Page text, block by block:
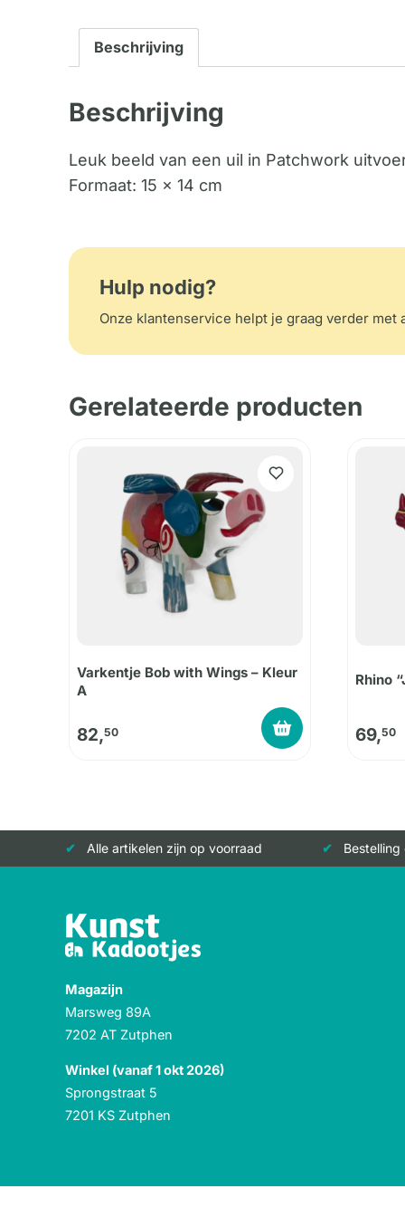
Beschrijving
Beschrijving
Leuk beeld van een uil in Patchwork
Formaat: 15 x 14 cm
Hulp nodig?
Onze klantenservice helpt je graag verder met
Gerelateerde producten
Varkentje Bob with Wings – Kleur
A
82,50
Rhino
69,50
Alle artikelen zijn op voorraad
Magazijn
Marsweg 89A
7202 AT Zutphen
Winkel (vanaf 1 okt 2026)
Sprongstraat 5
7201 KS Zutphen